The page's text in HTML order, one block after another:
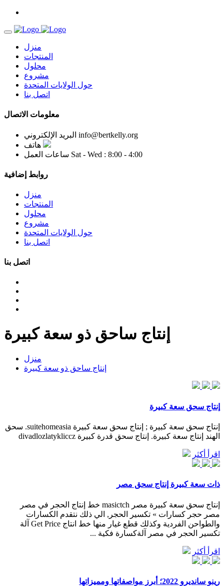
منزل
المنتجات
محلول
مشروع
حول الولايات المتحدة
اتصل بنا
معلومات الاتصال
البريد الإلكتروني info@bertkelly.org
هاتف
ساعات العمل Sat - Wed : 8:00 - 4:00
روابط إضافية
منزل
المنتجات
محلول
مشروع
حول الولايات المتحدة
اتصل بنا
اتصل بنا
إنتاج ساحق ذو سعة كبيرة
منزل
إنتاج ساحق ذو سعة كبيرة
إنتاج سحق سعة كبيرة
إنتاج سحق سعة كبيرة ; إنتاج سحق سعة كبيرة suitehomeasia. سحق
الهند إنتاج سعة كبيرة. إنتاج سحق قدرة كبيرة divadlozlatykliccz
اقرأ أكثر
ذات سعة كبيرة إنتاج سحق مصر
إنتاج سحق سعة كبيرة مصر masictch خط إنتاج الحجر في مصر
مصر حجر كسارات » تكسير الحجر, الي ذلك نتقدم الكسارات
والطواحن الفردية وكذلك قطع غيار منها خط انتاج Get Price آلة
تكسير الحجر في مصر آلةكسارة فكية ...
اقرأ أكثر
رينو سانديرو 2022؛ أبرز مواصفاتها ومميزاتها